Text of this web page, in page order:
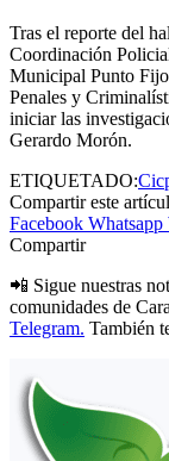
Tras el reporte del
Coordinación
Municipal Punto
Penales y
iniciar las
Gerardo Morón.
ETIQUETADO:
Compartir este
Facebook Whatsapp
Compartir
📲 Sigue nuestras
comunidades de
Telegram. También